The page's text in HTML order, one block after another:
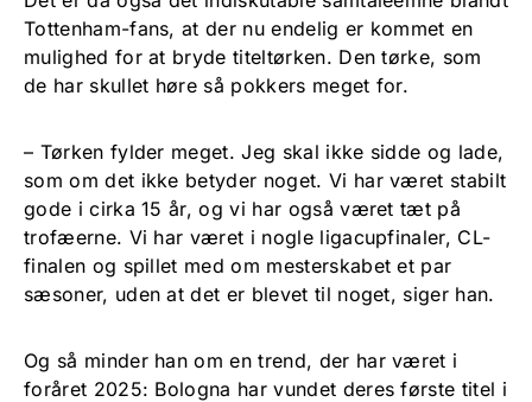
Tottenham-fans, at der nu endelig er kommet en
mulighed for at bryde titeltørken. Den tørke, som
de har skullet høre så pokkers meget for.
– Tørken fylder meget. Jeg skal ikke sidde og lade,
som om det ikke betyder noget. Vi har været stabilt
gode i cirka 15 år, og vi har også været tæt på
trofæerne. Vi har været i nogle ligacupfinaler, CL-
finalen og spillet med om mesterskabet et par
sæsoner, uden at det er blevet til noget, siger han.
Og så minder han om en trend, der har været i
foråret 2025: Bologna har vundet deres første titel i